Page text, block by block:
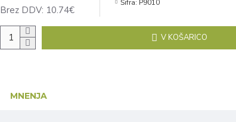
Brez DDV: 10.74€
Šifra: P9010
V KOŠARICO
MNENJA